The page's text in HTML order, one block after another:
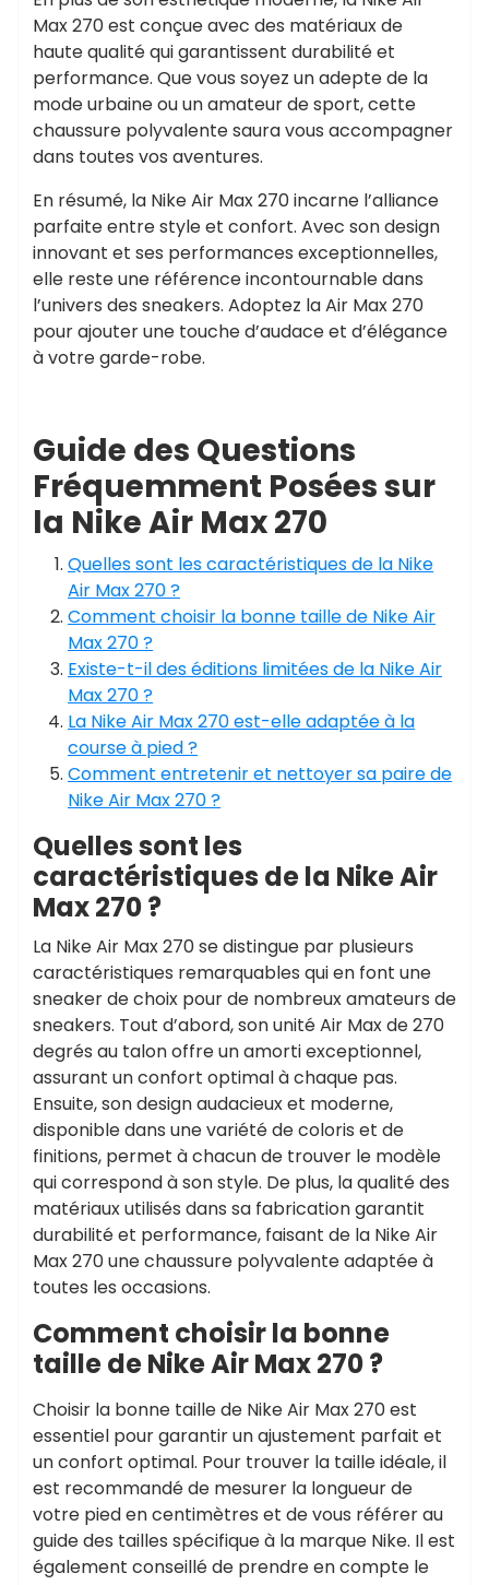
Max 270 est conçue avec des matériaux de
haute qualité qui garantissent durabilité et
performance. Que vous soyez un adepte de la
mode urbaine ou un amateur de sport, cette
chaussure polyvalente saura vous accompagner
dans toutes vos aventures.
En résumé, la Nike Air Max 270 incarne l’alliance
parfaite entre style et confort. Avec son design
innovant et ses performances exceptionnelles,
elle reste une référence incontournable dans
l’univers des sneakers. Adoptez la Air Max 270
pour ajouter une touche d’audace et d’élégance
à votre garde-robe.
Guide des Questions
Fréquemment Posées sur
la Nike Air Max 270
Quelles sont les caractéristiques de la Nike
Air Max 270 ?
Comment choisir la bonne taille de Nike Air
Max 270 ?
Existe-t-il des éditions limitées de la Nike Air
Max 270 ?
La Nike Air Max 270 est-elle adaptée à la
course à pied ?
Comment entretenir et nettoyer sa paire de
Nike Air Max 270 ?
Quelles sont les
caractéristiques de la Nike Air
Max 270 ?
La Nike Air Max 270 se distingue par plusieurs
caractéristiques remarquables qui en font une
sneaker de choix pour de nombreux amateurs de
sneakers. Tout d’abord, son unité Air Max de 270
degrés au talon offre un amorti exceptionnel,
assurant un confort optimal à chaque pas.
Ensuite, son design audacieux et moderne,
disponible dans une variété de coloris et de
finitions, permet à chacun de trouver le modèle
qui correspond à son style. De plus, la qualité des
matériaux utilisés dans sa fabrication garantit
durabilité et performance, faisant de la Nike Air
Max 270 une chaussure polyvalente adaptée à
toutes les occasions.
Comment choisir la bonne
taille de Nike Air Max 270 ?
Choisir la bonne taille de Nike Air Max 270 est
essentiel pour garantir un ajustement parfait et
un confort optimal. Pour trouver la taille idéale, il
est recommandé de mesurer la longueur de
votre pied en centimètres et de vous référer au
guide des tailles spécifique à la marque Nike. Il est
également conseillé de prendre en compte le